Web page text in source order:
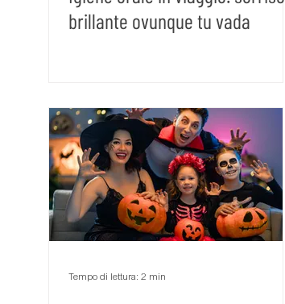
Tecnologie Video Testimonianze
brillante ovunque tu vada
Tempo di lettura: 2 min